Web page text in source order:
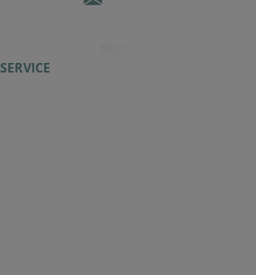
SERVICE